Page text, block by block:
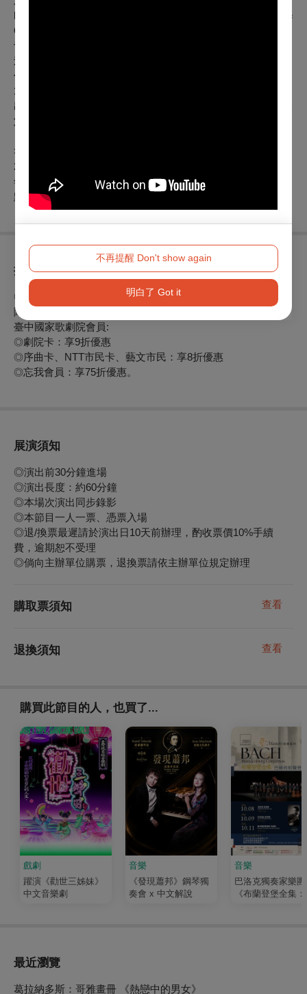
不再提醒 Don't show again
明白了 Got it
Festival Best Preludes、4th Singapore International Music
Competition Bronze Award，並且舉辦過多場獨奏會、聯合
音樂會、室內樂音樂會等等。於2025年7月受音樂事藝術坊之
邀，參與“蕭邦的人生故事”音樂會，與留美大提琴家梁辰共同
合作於衛武營表演廳演出蕭邦的大提琴奏鳴曲，作品65。同年
10月，受Elevato Piano Competition之邀，於誠品表演廳演
出。12月，於逸仙館與中山大學音樂學系管弦樂團演出貝多芬
第三號鋼琴協奏曲第一樂章。
>>更多場次
2026/9/15 衛武營國家藝術中心表演廳演出場次
年代售票 | 哥雅畫冊：熱戀中的男女
點我購票
折扣方案
◎身心障礙人士及陪同者1名購票5折優待，入場時應出示身心
障礙手冊，陪同者與身障者需同時入場
臺中國家歌劇院會員:
◎劇院卡：享9折優惠
◎序曲卡、NTT市民卡、藝文市民：享8折優惠
◎忘我會員：享75折優惠。
展演須知
◎演出前30分鐘進場
◎演出長度：約60分鐘
◎本場次演出同步錄影
◎本節目一人一票、憑票入場
◎退/換票最遲請於演出日10天前辦理，酌收票價10%手續
費，逾期恕不受理
◎倘向主辦單位購票，退換票請依主辦單位規定辦理
購取票須知 查看
退換須知 查看
購買此節目的人，也買了...
戲劇
躍演《勸世三姊妹》
中文音樂劇
音樂
《發現蕭邦》鋼琴獨
奏會 x 中文解說
音樂
巴洛克獨奏家樂團
《布蘭登堡全集
最近瀏覽
葛拉納多斯：哥雅畫冊 《熱戀中的男女》